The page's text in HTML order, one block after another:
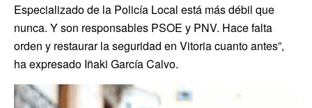
Especializado de la Policía Local está más débil que
nunca. Y son responsables PSOE y PNV. Hace falta
orden y restaurar la seguridad en Vitoria cuanto antes”,
ha expresado Iñaki García Calvo.